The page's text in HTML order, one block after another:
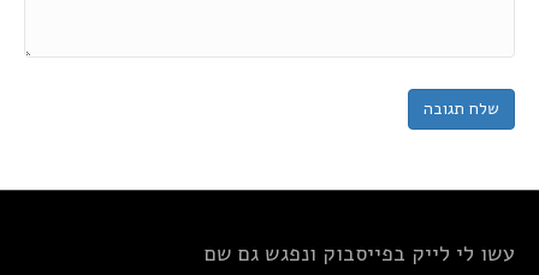
עשו לי לייק בפייסבוק ונפגש גם שם